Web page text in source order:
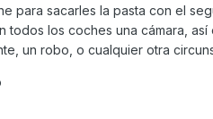
para sacarles la pasta con el
todos los coches una cámara,
un robo, o cualquier otra